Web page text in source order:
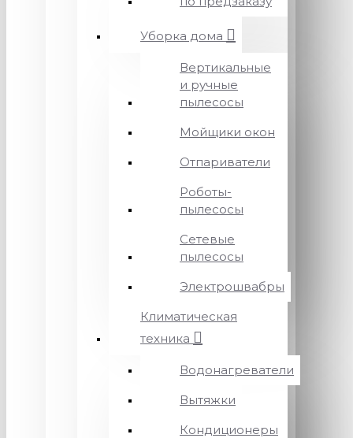
Уборка дома
Вертикальные
и ручные
пылесосы
Мойщики окон
Отпариватели
Роботы-
пылесосы
Сетевые
пылесосы
Электрошвабры
Климатическая
техника
Водонагреватели
Вытяжки
Кондиционеры